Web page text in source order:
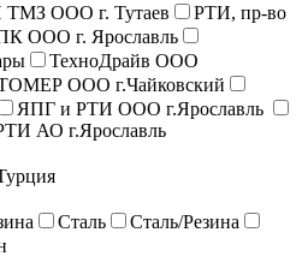
ООО г. Тутаев
РТИ, пр-во
ООО г. Ярославль
ТехноДрайв ООО
ООО г.Чайковский
ЯПГ и РТИ ООО г.Ярославль
АО г.Ярославль
Сталь
Сталь/Резина